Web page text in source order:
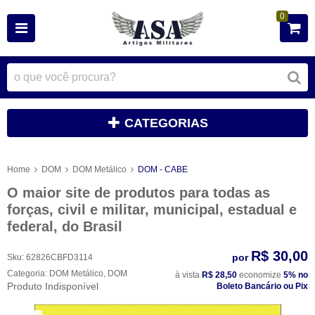
0
CATEGORIAS
Home DOM DOM Metálico DOM - CABE
O maior site de produtos para todas as
forças, civil e militar, municipal, estadual e
federal, do Brasil
Sku: 62826CBFD3114
Categoria: DOM Metálico DOM
Produto Indisponível
por R$ 30,00
à vista R$ 28,50 economize 5% no
Boleto Bancário ou Pix